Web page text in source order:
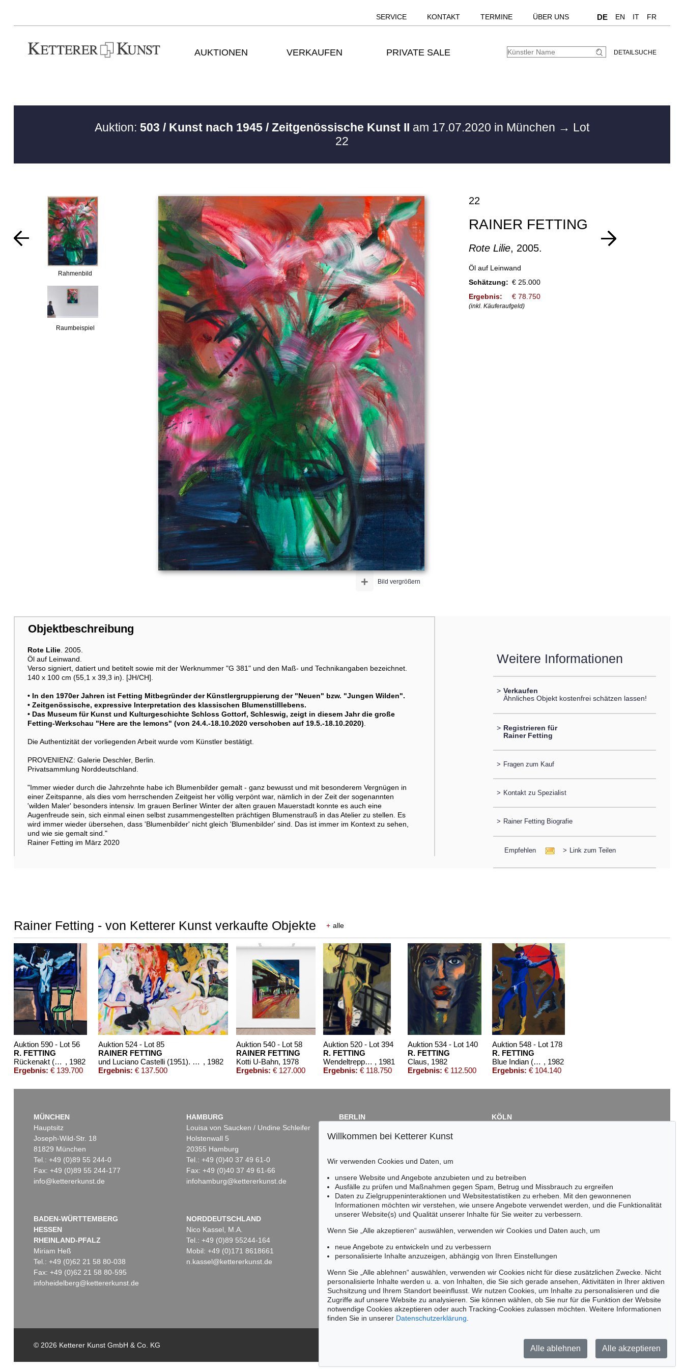
SERVICE KONTAKT TERMINE ÜBER UNS DE EN IT FR
AUKTIONEN VERKAUFEN PRIVATE SALE DETAILSUCHE
Auktion: 503 / Kunst nach 1945 / Zeitgenössische Kunst II am 17.07.2020 in München → Lot
22
Rahmenbild
Raumbeispiel
Bild vergrößern
+
22
RAINER FETTING
Rote Lilie, 2005.
Öl auf Leinwand
Schätzung: € 25.000
Ergebnis:
€ 78.750
(inkl. Käuferaufgeld)
Objektbeschreibung
Rote Lilie. 2005.
Öl auf Leinwand.
Verso signiert, datiert und betitelt sowie mit der Werknummer "G 381" und den Maß- und Technikangaben bezeichnet.
140 x 100 cm (55,1 x 39,3 in). [JH/CH].
• In den 1970er Jahren ist Fetting Mitbegründer der Künstlergruppierung der "Neuen" bzw. "Jungen Wilden".
• Zeitgenössische, expressive Interpretation des klassischen Blumenstilllebens.
• Das Museum für Kunst und Kulturgeschichte Schloss Gottorf, Schleswig, zeigt in diesem Jahr die große
Fetting-Werkschau "Here are the lemons" (von 24.4.-18.10.2020 verschoben auf 19.5.-18.10.2020).
Die Authentizität der vorliegenden Arbeit wurde vom Künstler bestätigt.
PROVENIENZ: Galerie Deschler, Berlin.
Privatsammlung Norddeutschland.
"Immer wieder durch die Jahrzehnte habe ich Blumenbilder gemalt - ganz bewusst und mit besonderem Vergnügen in
einer Zeitspanne, als dies vom herrschenden Zeitgeist her völlig verpönt war, nämlich in der Zeit der sogenannten
'wilden Maler' besonders intensiv. Im grauen Berliner Winter der alten grauen Mauerstadt konnte es auch eine
Augenfreude sein, sich einmal einen selbst zusammengestellten prächtigen Blumenstrauß in das Atelier zu stellen. Es
wird immer wieder übersehen, dass 'Blumenbilder' nicht gleich 'Blumenbilder' sind. Das ist immer im Kontext zu sehen,
und wie sie gemalt sind."
Rainer Fetting im März 2020
Weitere Informationen
> Verkaufen
Ähnliches Objekt kostenfrei schätzen lassen!
> Registrieren für
Rainer Fetting
> Fragen zum Kauf
> Kontakt zu Spezialist
> Rainer Fetting Biografie
Empfehlen > Link zum Teilen
Rainer Fetting - von Ketterer Kunst verkaufte Objekte + alle
Auktion 590 - Lot 56
R. FETTING
Rückenakt (Ausblick) , 1982
Ergebnis: € 139.700
Auktion 524 - Lot 85
RAINER FETTING
und Luciano Castelli (1951). Bordell II , 1982
Ergebnis: € 137.500
Auktion 540 - Lot 58
RAINER FETTING
Kotti U-Bahn, 1978
Ergebnis: € 127.000
Auktion 520 - Lot 394
R. FETTING
Wendeltreppe Gelb (Susanne) , 1981
Ergebnis: € 118.750
Auktion 534 - Lot 140
R. FETTING
Claus, 1982
Ergebnis: € 112.500
Auktion 548 - Lot 178
R. FETTING
Blue Indian (selbst) , 1982
Ergebnis: € 104.140
Auktion 600 - Lot 28
Auktion 605 - Lot 163
Auktion 529 - Lot 205
RAINER FETTING
Mann und Eule (Dawn)
, 1984
€ 92.500
Auktion 534 - Lot 170
R. FETTING
, 1982
Ergebnis:€ 87.500
Auktion 440 - Lot 709
R. FETTING
Iris
Ergebnis:€ 82.500
Auktion 561 - Lot 351
R. FETTING
Selbstportrait mit Blumen III
, 1981
Ergebnis:€ 76.200
MÜNCHEN
Hauptsitz
Joseph-Wild-Str. 18
81829 München
Tel.: +49 (0)89 55 244-0
Fax: +49 (0)89 55 244-177
info@kettererkunst.de
HAMBURG
Louisa von Saucken / Undine Schleifer
Holstenwall 5
20355 Hamburg
Tel.: +49 (0)40 37 49 61-0
Fax: +49 (0)40 37 49 61-66
infohamburg@kettererkunst.de
BERLIN
Fasanenstr. 70
Tel.: +49 (0)30 88 67 53-63
infoberlin@kettererkunst.de
KÖLN
BADEN-WÜRTTEMBERG
HESSEN
RHEINLAND-PFALZ
Miriam Heß
Tel.: +49 (0)62 21 58 80-038
Fax: +49 (0)62 21 58 80-595
infoheidelberg@kettererkunst.de
NORDDEUTSCHLAND
Nico Kassel, M.A.
Tel.: +49 (0)89 55244-164
Mobil: +49 (0)171 8618661
n.kassel@kettererkunst.de
Keine Auktion mehr verpassen!
Wir informieren Sie rechtzeitig.
Jetzt zum Newsletter anmelden >
© 2026 Ketterer Kunst GmbH & Co. KG Datenschutz
Impressum
Barrierefreiheit
Willkommen bei Ketterer Kunst
Wir verwenden Cookies und Daten, um
unsere Website und Angebote anzubieten und zu betreiben
Ausfälle zu prüfen und Maßnahmen gegen Spam, Betrug und Missbrauch zu ergreifen
Daten zu Zielgruppeninteraktionen und Websitestatistiken zu erheben. Mit den gewonnenen
Informationen möchten wir verstehen, wie unsere Angebote verwendet werden, und die Funktionalität
unserer Website(s) und Qualität unserer Inhalte für Sie weiter zu verbessern.
Wenn Sie „Alle akzeptieren“ auswählen, verwenden wir Cookies und Daten auch, um
neue Angebote zu entwickeln und zu verbessern
personalisierte Inhalte anzuzeigen, abhängig von Ihren Einstellungen
Wenn Sie „Alle ablehnen“ auswählen, verwenden wir Cookies nicht für diese zusätzlichen Zwecke. Nicht
personalisierte Inhalte werden u. a. von Inhalten, die Sie sich gerade ansehen, Aktivitäten in Ihrer aktiven
Suchsitzung und Ihrem Standort beeinflusst. Wir nutzen Cookies, um Inhalte zu personalisieren und die
Zugriffe auf unsere Website zu analysieren. Sie können wählen, ob Sie nur für die Funktion der Website
notwendige Cookies akzeptieren oder auch Tracking-Cookies zulassen möchten. Weitere Informationen
finden Sie in unserer Datenschutzerklärung
Alle ablehnen Alle akzeptieren